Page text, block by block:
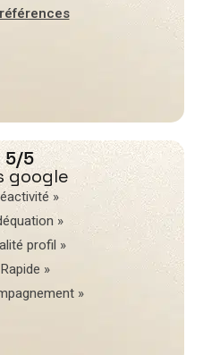
5/5
google
»
»
profil »
»
»